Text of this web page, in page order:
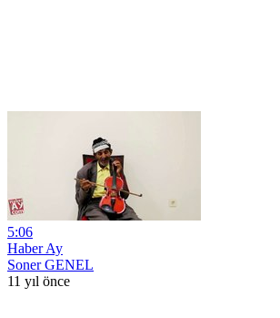
5:06
Haber Ay
Soner GENEL
11 yıl önce